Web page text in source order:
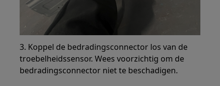
3. Koppel de bedradingsconnector los van de
troebelheidssensor. Wees voorzichtig om de
bedradingsconnector niet te beschadigen.